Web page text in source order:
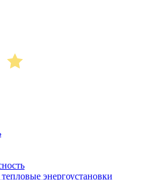
энергоустановки